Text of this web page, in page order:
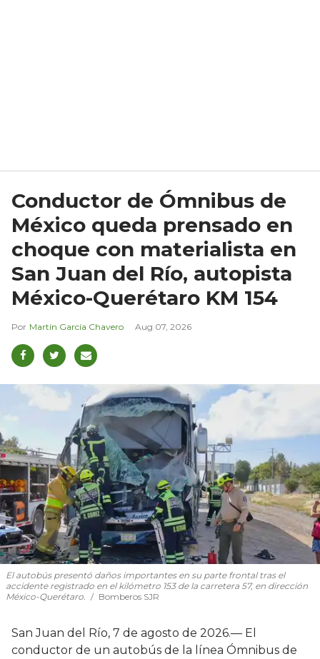
Conductor de Ómnibus de
México queda prensado en
choque con materialista en
San Juan del Río, autopista
México-Querétaro KM 154
Martín García Chavero Aug 07, 2026
El autobús presentó daños importantes en su parte frontal tras el
accidente registrado en el kilómetro 153 de la carretera 57, en dirección
México-Querétaro.
Bomberos SJR
San Juan del Río, 7 de agosto de 2026.— El
conductor de un autobús de la línea Ómnibus de